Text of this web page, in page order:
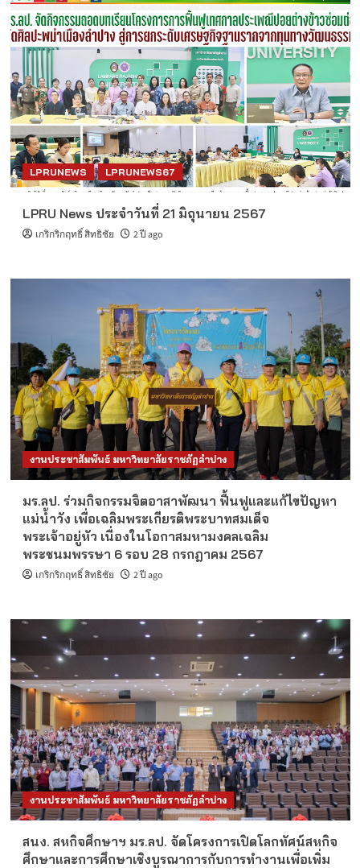
LPRUNEWS LPRUNEWS67
LPRU News ประจำวันที่ 21 มิถุนายน 2567
เกริกริกฤทธิ์ สิทธิชัย 2 ปี ago
งานประชาสัมพันธ์ มหาวิทยาลัยราชภัฏลำปาง
มร.ลป. ร่วมกิจกรรมจิตอาสาพัฒนา ฟื้นฟูและแก้ไขปัญหา
แม่น้ำวัง เพื่อเฉลิมพระเกียรติพระบาทสมเด็จ
พระเจ้าอยู่หัว เนื่องในโอกาสมหามงคลเฉลิม
พระชนมพรรษา 6 รอบ 28 กรกฎาคม 2567
เกริกริกฤทธิ์ สิทธิชัย 2 ปี ago
งานประชาสัมพันธ์ มหาวิทยาลัยราชภัฏลำปาง
สนง. สหกิจศึกษาฯ มร.ลป. จัดโครงการเปิดโลกทัศน์สหกิจ
ศึกษาและการศึกษาเชิงบูรณาการกับการทำงานเพื่อเพิ่ม